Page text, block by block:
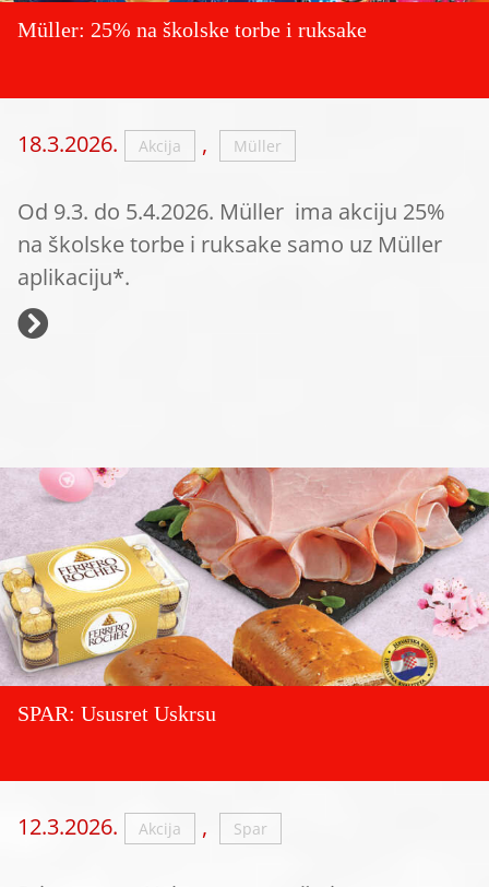
Müller: 25% na školske torbe i ruksake
18.3.2026. Akcija , Müller
Od 9.3. do 5.4.2026. Müller ima akciju 25%
na školske torbe i ruksake samo uz Müller
aplikaciju*.
SPAR: Ususret Uskrsu
12.3.2026. Akcija , Spar